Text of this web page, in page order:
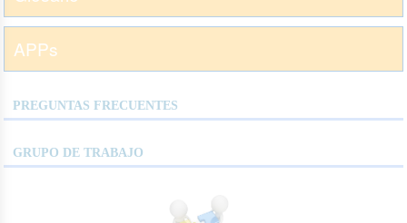
APPs
PREGUNTAS FRECUENTES
GRUPO DE TRABAJO